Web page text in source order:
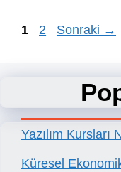
Sayfa
1 Sayfa
2 Sonraki →
Yazılım Kursları
Küresel